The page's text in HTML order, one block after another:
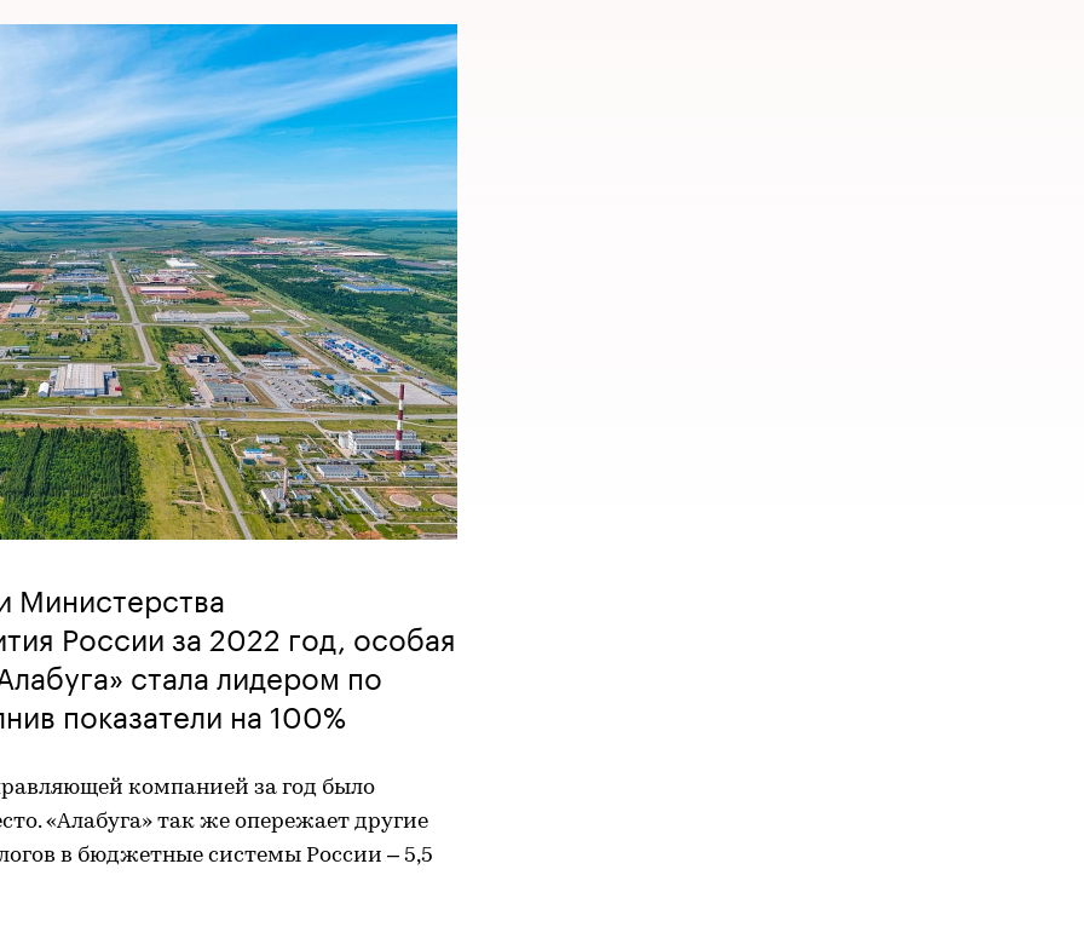
Министерства
России за 2022 год, особая
стала лидером по
показатели на 100%
компанией за год было
«Алабуга» так же опережает другие
в бюджетные системы России – 5,5